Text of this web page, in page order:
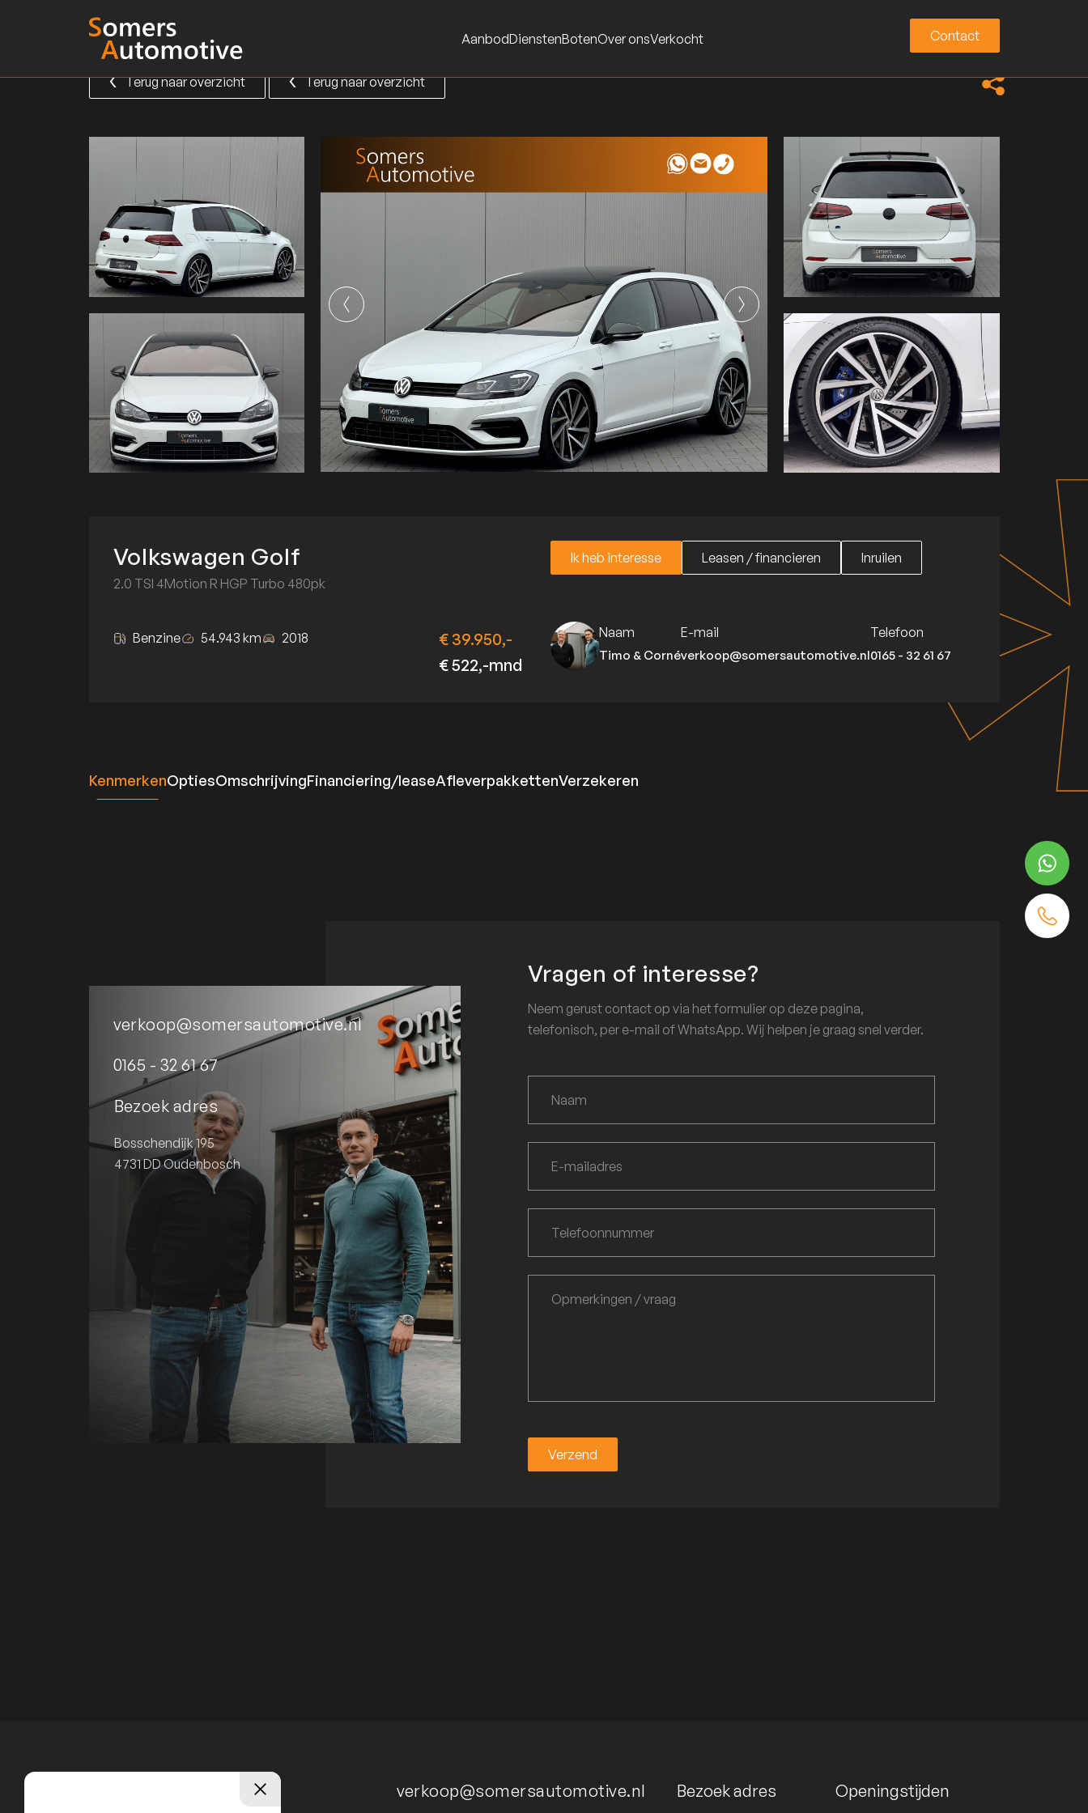
AanbodDienstenBotenOver onsVerkocht
Contact
Contact
Terug naar overzicht
Terug naar overzicht
Terug naar overzicht
Terug naar overzicht
Volkswagen Golf
2.0 TSI 4Motion R HGP Turbo 480pk
Benzine 54.943 km 2018
€ 39.950,-
€ 522,-mnd
Ik heb interesse
Ik heb interesse
Leasen / financieren
Leasen / financieren
Inruilen
Inruilen
Naam
Timo & Corné
E-mail
verkoop@somersautomotive.nl
Telefoon
0165 - 32 61 67
KenmerkenOptiesOmschrijvingFinanciering/leaseAfleverpakkettenVerzekeren
verkoop@somersautomotive.nl
0165 - 32 61 67
Bezoek adres
Bosschendijk 195
4731 DD Oudenbosch
Vragen of interesse?
Neem gerust contact op via het formulier op deze pagina,
telefonisch, per e-mail of WhatsApp. Wij helpen je graag snel verder.
Verzend
Verzend
verkoop@somersautomotive.nl Bezoek adres Openingstijden